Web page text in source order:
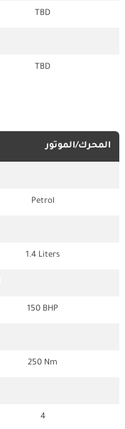
TBD
TBD
المحرك/الموتور
Petrol
1.4 Liters
150 BHP
250 Nm
4